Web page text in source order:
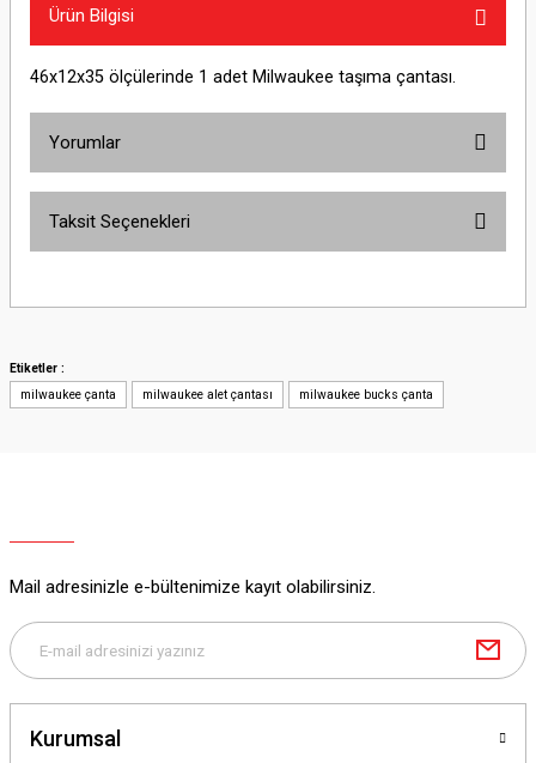
Ürün Bilgisi
46x12x35 ölçülerinde 1 adet Milwaukee taşıma çantası.
Yorumlar
Yorum Yaz
Taksit Seçenekleri
Etiketler :
milwaukee çanta
milwaukee alet çantası milwaukee bucks çanta
Mail adresinizle e-bültenimize kayıt olabilirsiniz.
Kurumsal